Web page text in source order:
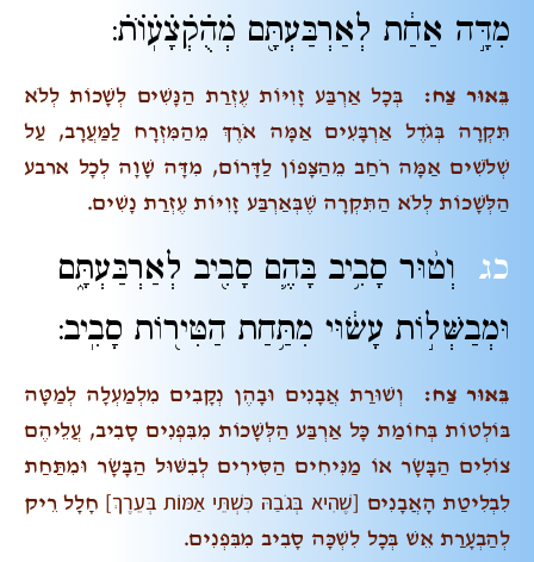
מִדָּ֣ה אַחַ֔ת לְאַרְבַּעְתָּ֖ם מְׄהֻׄקְׄצָׄעֽׄוֹׄתׄ:
בֵּאוּר צַח:
בְּכָל אַרְבַּע זָוִיּוֹת עֶזְרַת הַנָּשִׁים לְשָׁכוֹת לְלֹא
תִּקְרָה בְּגֹדֶל אַרְבָּעִים אַמָּה אֹרֶךְ מֵהַמִּזְרָח לַמַּעֲרָב, עַל
שְׁלֹשִׁים אַמָּה רֹחַב מֵהַצָּפוֹן לַדָּרוֹם, מִדָּה שָׁוָה לְכָל ארבע
הַלְּשָׁכוֹת לְלֹא הַתִּקְרָה שֶׁבְּאַרְבַּע זָוִיּוֹת עֶזְרַת נָשִׁים.
כג וְט֨וּר סָבִ֥יב בָּהֶ֛ם סָבִ֖יב לְאַרְבַּעְתָּ֑ם
וּמְבַשְּׁל֣וֹת עָשׂ֔וּי מִתַּ֥חַת הַטִּיר֖וֹת סָבִֽיב:
בֵּאוּר צַח: וְשׁוּרַת אֲבָנִים וּבָהֶן נְקָבִים מִלְמַעְלָה לְמַטָּה
בּוֹלְטוֹת בְּחוֹמַת כָּל אַרְבַּע הַלְּשָׁכוֹת מִבִּפְנִים סָבִיב, עֲלֵיהֶם
צוֹלִים הַבָּשָׂר אוֹ מַנִּיחִים הַסִּירִים לְבִשּׁוּל הַבָּשָׂר וּמִתַּחַת
לִבְלִיטַת הָאֲבָנִים [שֶׁהִיא בְּגֹבַהּ כִּשְׁתֵּי אַמּוֹת בְּעֵרֶךְ] חָלָל רֵיק
לְהַבְעָרַת אֵשׁ בְּכָל לִשְׁכָּה סָבִיב מִבִּפְנִים.